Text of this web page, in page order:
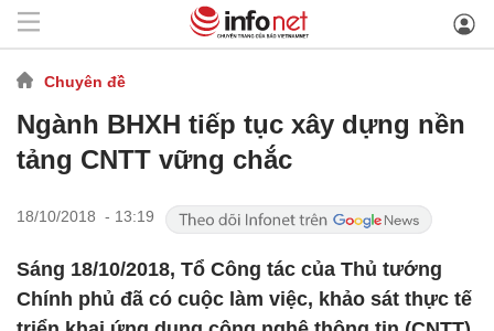
Chuyên đề
Ngành BHXH tiếp tục xây dựng nền
tảng CNTT vững chắc
18/10/2018 - 13:19
Sáng 18/10/2018, Tổ Công tác của Thủ tướng
Chính phủ đã có cuộc làm việc, khảo sát thực tế